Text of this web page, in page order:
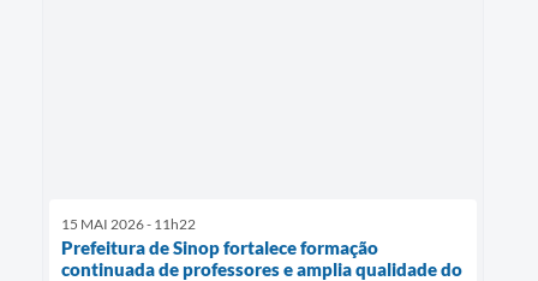
15 MAI 2026 - 11h22
Prefeitura de Sinop fortalece formação
continuada de professores e amplia qualidade do